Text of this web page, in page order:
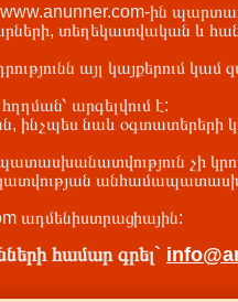
www.anunner.com-ին
տեղեկատվական և
այլ կայքերում կամ
արգելվում է:
ինչպես նաև օգտատերերի
չի
ադմենիստրացիային:
համար գրել`